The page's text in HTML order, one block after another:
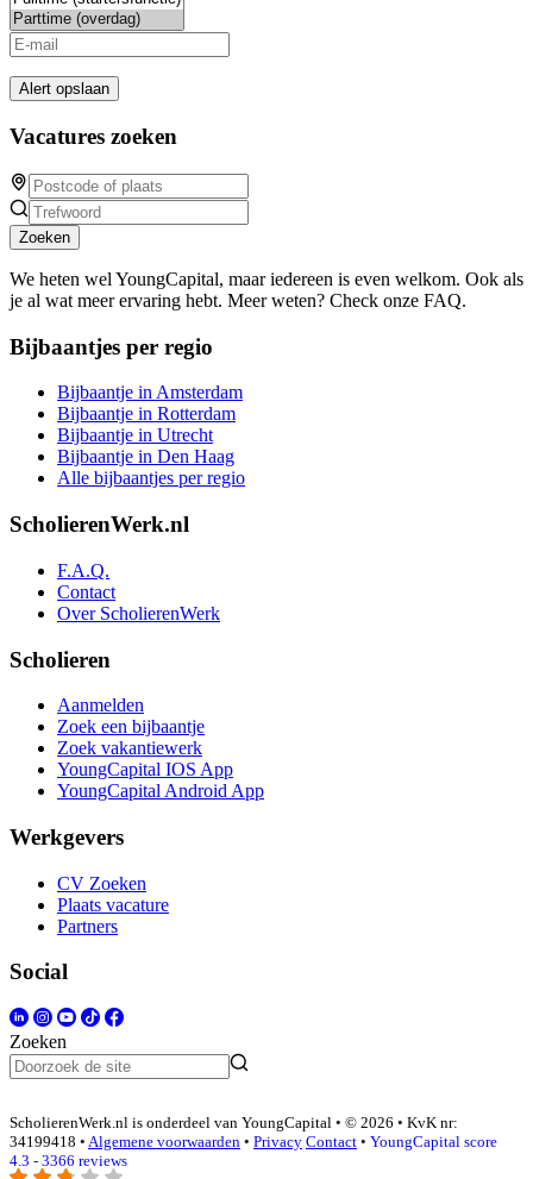
Alert opslaan
Vacatures zoeken
Zoeken
We heten wel YoungCapital, maar iedereen is even welkom. Ook als
je al wat meer ervaring hebt. Meer weten? Check onze FAQ.
Bijbaantjes per regio
Bijbaantje in Amsterdam
Bijbaantje in Rotterdam
Bijbaantje in Utrecht
Bijbaantje in Den Haag
Alle bijbaantjes per regio
ScholierenWerk.nl
F.A.Q.
Contact
Over ScholierenWerk
Scholieren
Aanmelden
Zoek een bijbaantje
Zoek vakantiewerk
YoungCapital IOS App
YoungCapital Android App
Werkgevers
CV Zoeken
Plaats vacature
Partners
Social
Zoeken
ScholierenWerk.nl is onderdeel van YoungCapital • © 2026 • KvK nr:
34199418 • Algemene voorwaarden • Privacy Contact • YoungCapital score
4.3 - 3366 reviews